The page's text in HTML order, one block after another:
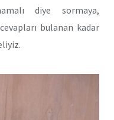
diye sormaya,
bulanan kadar